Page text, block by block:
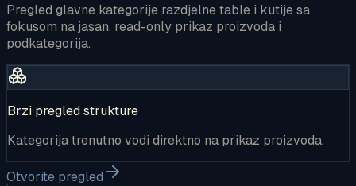
Pregled glavne kategorije razdjelne table i kutije sa
fokusom na jasan, read-only prikaz proizvoda i
podkategorija.
Brzi pregled strukture
Kategorija trenutno vodi direktno na prikaz proizvoda.
Otvorite pregled